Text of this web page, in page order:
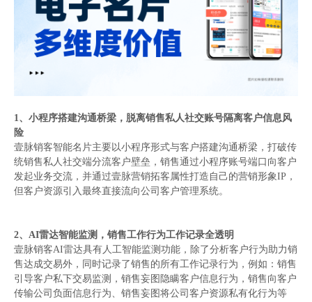
1、小程序搭建沟通桥梁，脱离销售私人社交账号隔离客户信息风
险
壹脉销客智能名片主要以小程序形式与客户搭建沟通桥梁，打破传
统销售私人社交端分流客户壁垒，销售通过小程序账号端口向客户
发起业务交流，并通过壹脉营销拓客属性打造自己的营销形象IP，
但客户资源引入最终直接流向公司客户管理系统。
2、AI雷达智能监测，销售工作行为工作记录全透明
壹脉销客AI雷达具有人工智能监测功能，除了分析客户行为助力销
售达成交易外，同时记录了销售的所有工作记录行为，例如：销售
引导客户私下交易监测，销售妄图隐瞒客户信息行为，销售向客户
传输公司负面信息行为、销售妄图将公司客户资源私有化行为等